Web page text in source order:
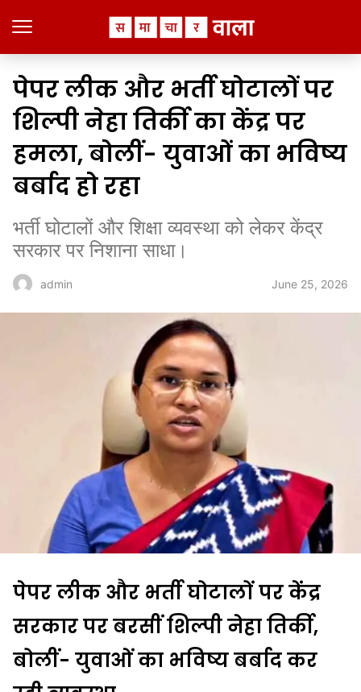
पेपर लीक और भर्ती घोटालों पर
शिल्पी नेहा तिर्की का केंद्र पर
हमला, बोलीं- युवाओं का भविष्य
बर्बाद हो रहा
भर्ती घोटालों और शिक्षा व्यवस्था को लेकर केंद्र
सरकार पर निशाना साधा।
admin June 25, 2026
पेपर लीक और भर्ती घोटालों पर केंद्र
सरकार पर बरसीं शिल्पी नेहा तिर्की,
बोलीं- युवाओं का भविष्य बर्बाद कर